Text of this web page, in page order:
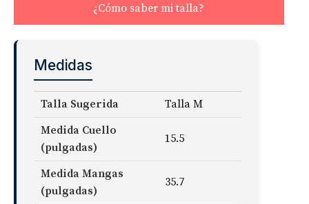
cantidad
¿Cómo saber mi talla?
Medidas
Talla Sugerida
Talla M
Medida Cuello
(pulgadas)
15.5
Medida Mangas
(pulgadas)
35.7